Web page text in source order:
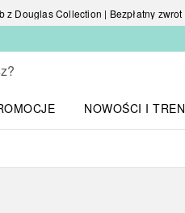
z Douglas Collection | Bezpłatny
NOWOŚCI I